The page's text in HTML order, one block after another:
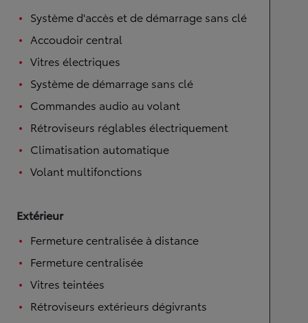
Système d'accès et de démarrage sans clé
Accoudoir central
Vitres électriques
Système de démarrage sans clé
Commandes audio au volant
Rétroviseurs réglables électriquement
Climatisation automatique
Volant multifonctions
Extérieur
Fermeture centralisée à distance
Fermeture centralisée
Vitres teintées
Rétroviseurs extérieurs dégivrants